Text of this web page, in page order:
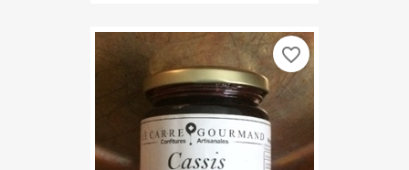
favorite_border